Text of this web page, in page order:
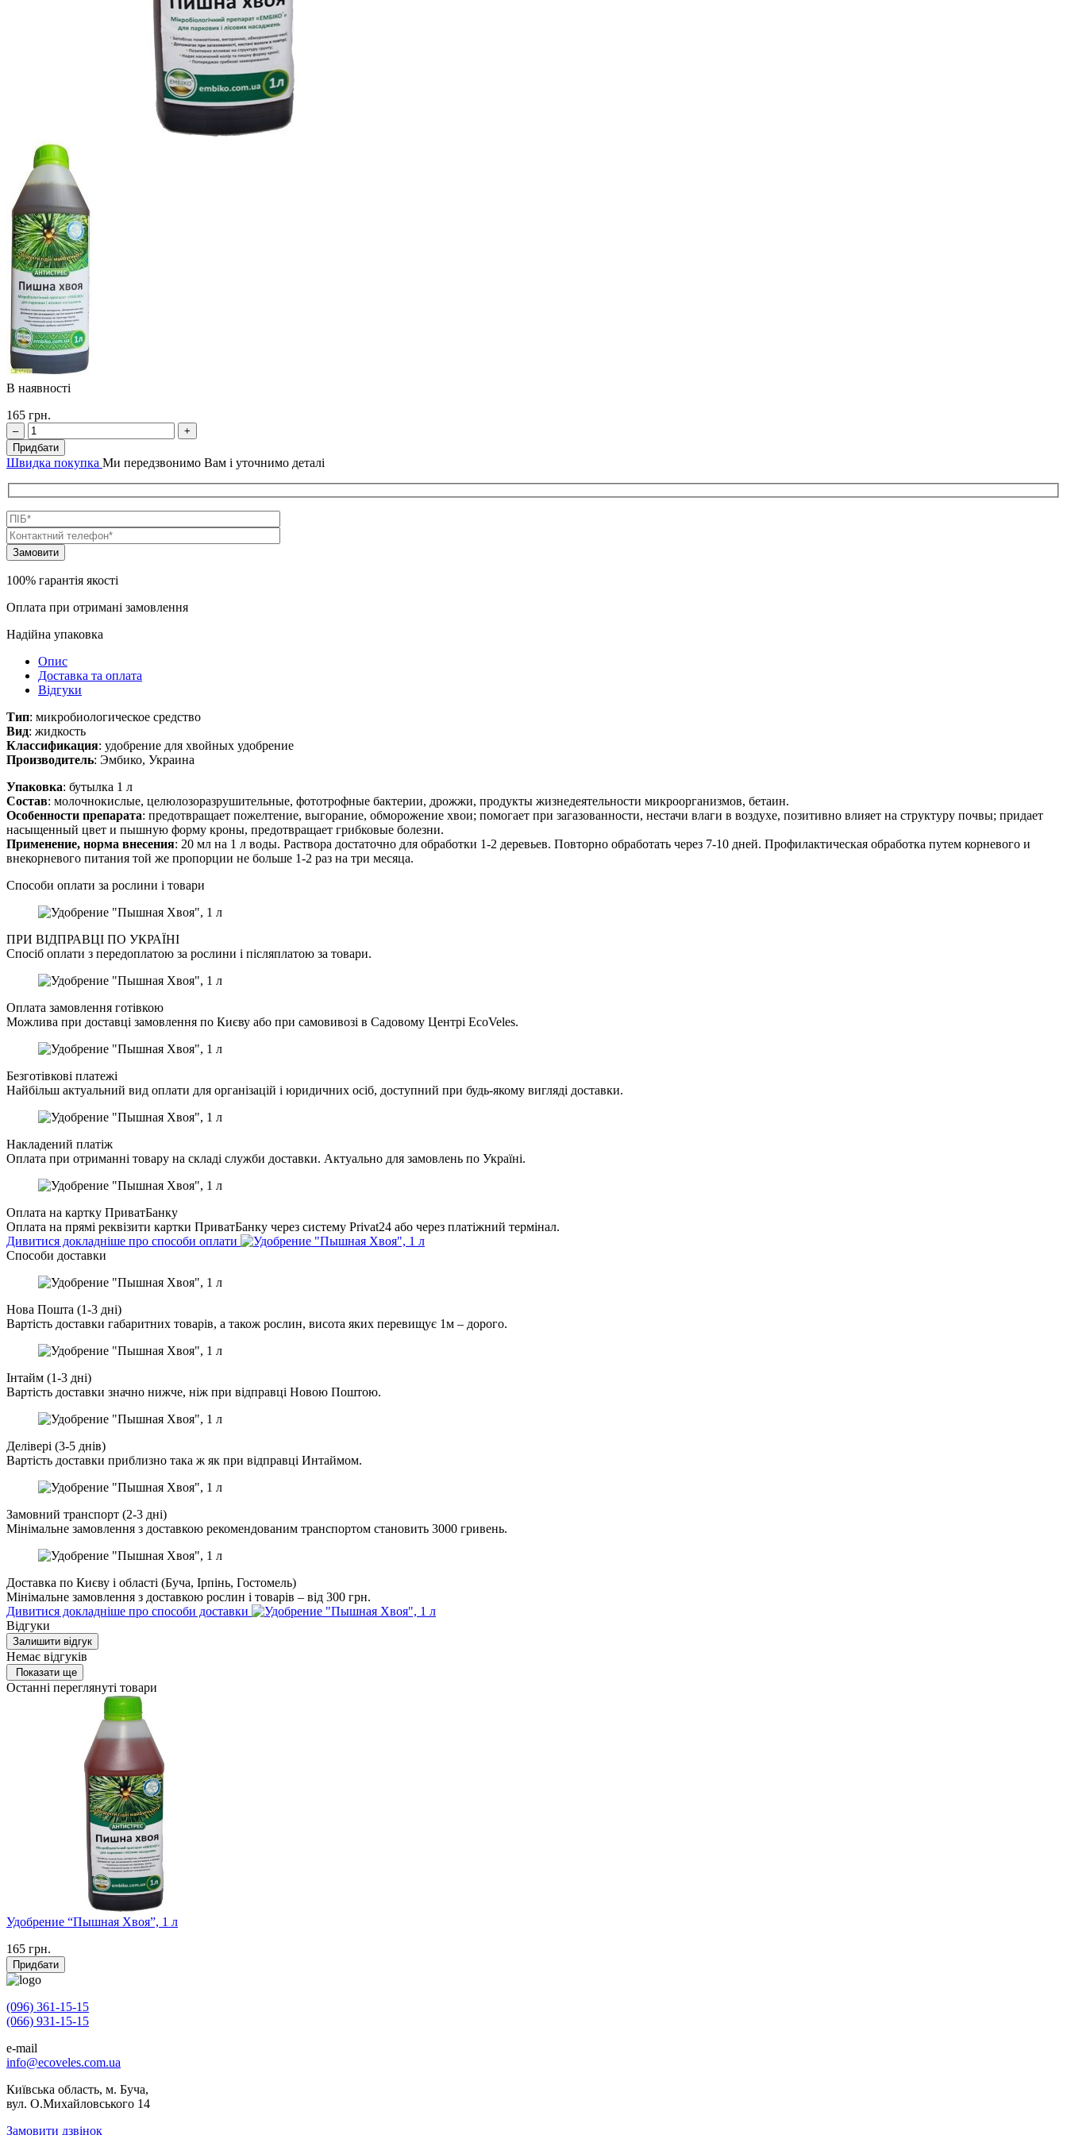
В наявності
165 грн.
–
+
Придбати
Швидка покупка Ми передзвонимо Вам і уточнимо деталі
100% гарантія якості
Оплата при отримані замовлення
Надійна упаковка
Опис
Доставка та оплата
Відгуки
Тип: микробиологическое средство
Вид: жидкость
Классификация: удобрение для хвойных удобрение
Производитель: Эмбико, Украина
Упаковка: бутылка 1 л
Состав: молочнокислые, целюлозоразрушительные, фототрофные бактерии, дрожжи, продукты жизнедеятельности микроорганизмов, бетаин.
Особенности препарата: предотвращает пожелтение, выгорание, обморожение хвои; помогает при загазованности, нестачи влаги в воздухе, позитивно влияет на структуру почвы; придает
насыщенный цвет и пышную форму кроны, предотвращает грибковые болезни.
Применение, норма внесения: 20 мл на 1 л воды. Раствора достаточно для обработки 1-2 деревьев. Повторно обработать через 7-10 дней. Профилактическая обработка путем корневого и
внекорневого питания той же пропорции не больше 1-2 раз на три месяца.
Способи оплати за рослини і товари
ПРИ ВІДПРАВЦІ ПО УКРАЇНІ
Спосіб оплати з передоплатою за рослини і післяплатою за товари.
Оплата замовлення готівкою
Можлива при доставці замовлення по Києву або при самовивозі в Садовому Центрі EcoVeles.
Безготівкові платежі
Найбільш актуальний вид оплати для організацій і юридичних осіб, доступний при будь-якому вигляді доставки.
Накладений платіж
Оплата при отриманні товару на складі служби доставки. Актуально для замовлень по Україні.
Оплата на картку ПриватБанку
Оплата на прямі реквізити картки ПриватБанку через систему Privat24 або через платіжний термінал.
Дивитися докладніше про способи оплати
Cпособи доставки
Нова Пошта (1-3 дні)
Вартість доставки габаритних товарів, а також рослин, висота яких перевищує 1м – дорого.
Інтайм (1-3 дні)
Вартість доставки значно нижче, ніж при відправці Новою Поштою.
Делівері (3-5 днів)
Вартість доставки приблизно така ж як при відправці Интаймом.
Замовний транспорт (2-3 дні)
Мінімальне замовлення з доставкою рекомендованим транспортом становить 3000 гривень.
Доставка по Києву і області (Буча, Ірпінь, Гостомель)
Мінімальне замовлення з доставкою рослин і товарів – від 300 грн.
Дивитися докладніше про способи доставки
Відгуки
Залишити відгук
Немає відгуків
Показати ще
Останні переглянуті товари
Удобрение “Пышная Хвоя”, 1 л
165 грн.
Придбати
(096) 361-15-15
(066) 931-15-15
e-mail
info@ecoveles.com.ua
Київська область, м. Буча,
вул. О.Михайловського 14
Замовити дзвінок